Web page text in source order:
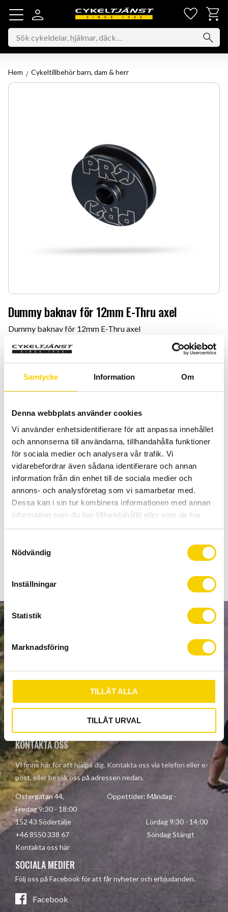
Samtycke Information Om
Denna webbplats använder cookies
Vi använder enhetsidentifierare för att anpassa innehållet
och annonserna till användarna, tillhandahålla funktioner
för sociala medier och analysera vår trafik. Vi
vidarebefordrar även sådana identifierare och annan
information från din enhet till de sociala medier och
annons- och analysföretag som vi samarbetar med.
Dessa kan i sin tur kombinera informationen med annan
information som du har tillhandahållit eller som de har
samlat in när du har använt deras tjänster.
c
k
s
v
a
l
Nödvändig
Inställningar
Statistik
Marknadsföring
TILLÅT ALLA
TILLÅT URVAL
Meny
Hem Cykeltillbehör barn, dam & herr
Dummy baknav för 12mm E-Thru axel
Dummy baknav för 12mm E-Thru axel
219:-
Antal
+
-
KÖP
Certifierad cykelservice & Shimano Service Center
Allt inom cykel på ett ställe
Kunnig personal och hög kundnöjdhet
Lagerstatus
Beställningsvara
Artikelnr
PRAC0078
Dummy baknav för 12mm E-Thru axel från Pro
PRENUMERERA
Dina personuppgifter behandlas i enlighet med vår
integritetspolicy
KONTAKTA OSS
Vi finns här för att hjälpa dig. Kontakta oss via telefon eller e-
post, eller besök oss på adressen nedan.
Östergatan 44, Öppettider: Måndag -
Fredag 9:30 - 18:00
152 43 Södertälje Lördag 9:30 - 14:00
+46 8550 338 67 Söndag Stängt
Kontakta oss här
SOCIALA MEDIER
Följ oss på Facebook för att får nyheter och erbjudanden.
Facebook